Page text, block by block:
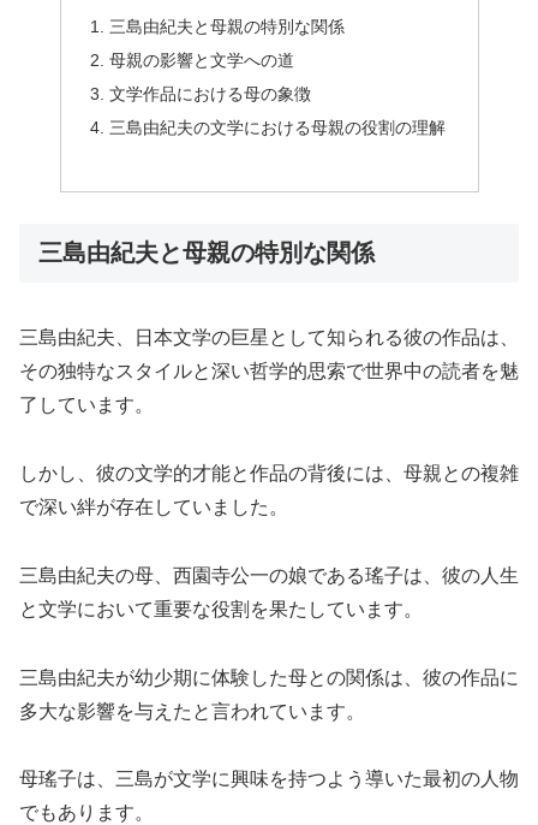
三島由紀夫と母親の特別な関係
母親の影響と文学への道
文学作品における母の象徴
三島由紀夫の文学における母親の役割の理解
三島由紀夫と母親の特別な関係
三島由紀夫、日本文学の巨星として知られる彼の作品は、
その独特なスタイルと深い哲学的思索で世界中の読者を魅
了しています。
しかし、彼の文学的才能と作品の背後には、母親との複雑
で深い絆が存在していました。
三島由紀夫の母、西園寺公一の娘である瑤子は、彼の人生
と文学において重要な役割を果たしています。
三島由紀夫が幼少期に体験した母との関係は、彼の作品に
多大な影響を与えたと言われています。
母瑤子は、三島が文学に興味を持つよう導いた最初の人物
でもあります。